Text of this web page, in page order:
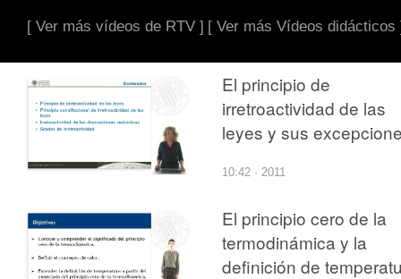
[ Ver más vídeos de RTV ] [ Ver más Vídeos didácticos
El principio de
irretroactividad de las
leyes y sus
10:42 · 2011
El principio cero de la
termodinámica y la
definición de